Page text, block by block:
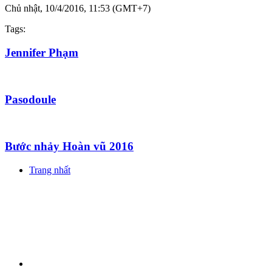
Chủ nhật, 10/4/2016, 11:53 (GMT+7)
Tags:
Jennifer Phạm
Pasodoule
Bước nhảy Hoàn vũ 2016
Trang nhất